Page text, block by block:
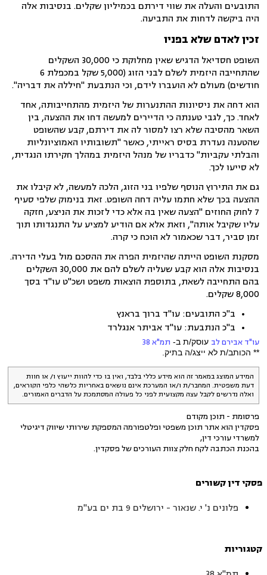
התובעים והעלה את שווי דירתם בכמיליון שקלים. בנסיבות אלה
היה ביקשה לדחות את התביעה.
זכין לאדם שלא בפניו
השופט חסדיאל הדגיש שאין מחלוקת כי 30,000 השקלים
שהתחייבה היזמית לשלם לבני הזוג (5,000 שקל במכפלת 6
חודשים) מעולם לא הועברו לידם, וכי הנתבעת "חיללה את דבריה".
הוא דחה את ניסיונות ההתנערות של היזמית מהתחייבותה, אחד
לאחד. כך, לגבי טענתה כי הדיירים למעשה דחו את ההצעה, בין
השאר מהסיבה שלא רצו למסור לה את דירתם, קבע שהשופט
שהטענה נעדרת בסיס ראייתי, כאשר "תשובותיו האמוציונליות
והבלתי עקביות" כדבריו של מנהל היזמית במהלך חקירתו הנגדית,
לא סייעו לכך.
גם את התירוץ הנוסף שלפיו בני הזוג, הלכה למעשה, לא קיבלו את
ההצעה בכך שלא חתמו עליה דחה השופט. זאת בנימוק שלפי סעיף
7 לחוק החוזים "הצעה שאין בה אלא כדי לזכות את הניצע, חזקה
עליו שקיבל אותה", וזאת אלא אם הודיע למציע על התנגדותו תוך
זמן סביר, דבר שכאמור לא הוכח כי קרה.
מסקנת השופט הייתה שהיזמית הפרה את ההסכם מול בעלי הדירה.
בנסיבות אלה הוא קבע שעליה לשלם להם את 30,000 השקלים
בהם התחייבה לשאת, בתוספת הוצאות משפט ושכ"ט עו"ד בסך
8,000 שקלים.
ב"כ התובעים: עו"ד ברוך בראנץ
ב"כ הנתבעת: עו"ד אביתר אנגלרד
עו"ד אבירם לב עוסק/ת ב- תמ"א 38
** הכותב/ת לא ייצג/ה בתיק.
המידע המוצג במאמר זה הוא מידע כללי בלבד, ואין בו כדי להוות ייעוץ ו/ או חוות
דעת משפטית. המחבר/ת ו/או המערכת אינם נושאים באחריות כלשהי כלפי הקוראים,
ואלה נדרשים לקבל עצה מקצועית לפני כל פעולה המסתמכת על הדברים האמורים.
פרסומת - תוכן מקודם
פסקדין הוא אתר תוכן משפטי ופלטפורמה המספקת שירותי שיווק דיגיטלי
למשרדי עורכי דין,
בהכנת הכתבה לקח חלק צוות העורכים של פסקדין.
פסקי דין קשורים
פלונים נ' י. שנאור - ירושלים 9 בת ים בע"מ
קטגוריות